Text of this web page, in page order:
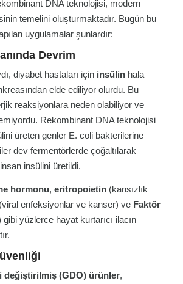
DNA teknolojisi, modern
temelini oluşturmaktadır. Bugün bu
uygulamalar şunlardır:
Devrim
diyabet hastaları için insülin hala
elde ediliyor olurdu. Bu
reaksiyonlara neden olabiliyor ve
Rekombinant DNA teknolojisi
üreten genler E. coli bakterilerine
dev fermentörlerde çoğaltılarak
insülini üretildi.
hormonu, eritropoietin (kansızlık
(viral enfeksiyonlar ve kanser) ve Faktör
yüzlerce hayat kurtarıcı ilacın
değiştirilmiş (GDO) ürünler,